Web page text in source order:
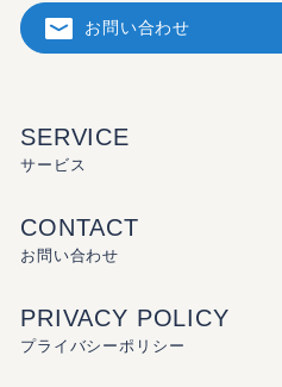
お問い合わせ
SERVICE
サービス
CONTACT
お問い合わせ
PRIVACY POLICY
プライバシーポリシー